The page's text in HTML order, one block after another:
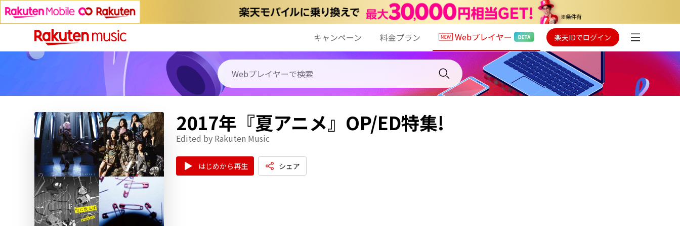
キャンペーン 料金プラン Webプレイヤー 楽天IDでログイン
2017年『夏アニメ』OP/ED特集!
Edited by Rakuten Music
はじめから再生 シェア